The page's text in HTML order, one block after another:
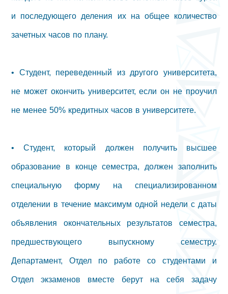
и последующего деления их на общее количество
зачетных часов по плану.
• Студент, переведенный из другого университета,
не может окончить университет, если он не проучил
не менее 50% кредитных часов в университете.
• Студент, который должен получить высшее
образование в конце семестра, должен заполнить
специальную форму на специализированном
отделении в течение максимум одной недели с даты
объявления окончательных результатов семестра,
предшествующего выпускному семестру.
Департамент, Отдел по работе со студентами и
Отдел экзаменов вместе берут на себя задачу